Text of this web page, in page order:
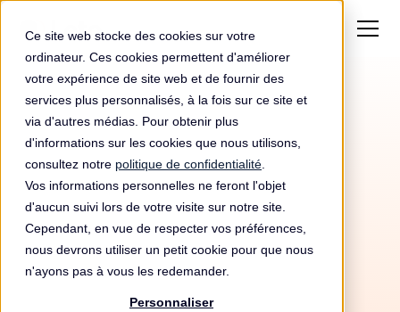
Ce site web stocke des cookies sur votre
ordinateur. Ces cookies permettent d'améliorer
votre expérience de site web et de fournir des
services plus personnalisés, à la fois sur ce site et
via d'autres médias. Pour obtenir plus
d'informations sur les cookies que nous utilisons,
consultez notre politique de confidentialité
Vos informations personnelles ne feront l'objet
d'aucun suivi lors de votre visite sur notre site.
Cependant, en vue de respecter vos préférences,
nous devrons utiliser un petit cookie pour que nous
n'ayons pas à vous les redemander.
Personnaliser